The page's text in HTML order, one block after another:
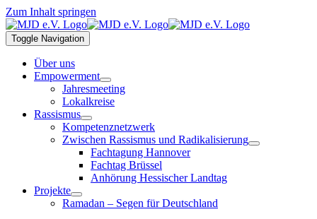
Zum Inhalt springen
Toggle Navigation
Über uns
Empowerment
Jahresmeeting
Lokalkreise
Rassismus
Kompetenznetzwerk
Zwischen Rassismus und Radikalisierung
Fachtagung Hannover
Fachtag Brüssel
Anhörung Hessischer Landtag
Projekte
Ramadan – Segen für Deutschland